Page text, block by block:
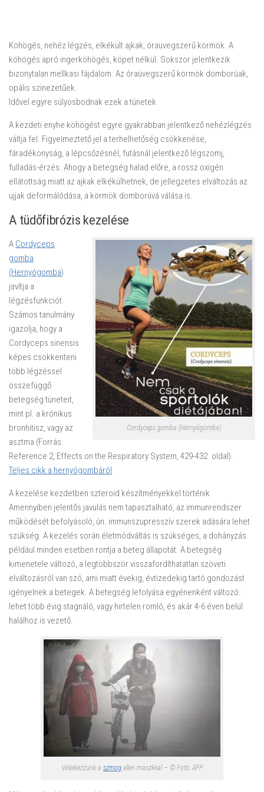
Köhögés, nehéz légzés, elkékült ajkak, óraüvegszerű körmök. A
köhögés apró ingerköhögés, köpet nélkül. Sokszor jelentkezik
bizonytalan mellkasi fájdalom. Az óraüvegszerű körmök domborúak,
opális szinezetűek.
Idővel egyre súlyosbodnak ezek a tünetek
A kezdeti enyhe köhögést egyre gyakrabban jelentkező nehézlégzés
váltja fel. Figyelmeztető jel a terhelhetőség csökkenése,
fáradékonyság, a lépcsőzésnél, futásnál jelentkező légszomj,
fulladás-érzés. Ahogy a betegség halad előre, a rossz oxigén
ellátottság miatt az ajkak elkékülhetnek, de jellegzetes elváltozás az
ujjak deformálódása, a körmök domborúvá válása is.
A tüdőfibrózis kezelése
Cordyceps gomba (Hernyógomba)
A Cordyceps
gomba
(Hernyógomba)
javítja a
légzésfunkciót.
Számos tanulmány
igazolja, hogy a
Cordyceps sinensis
képes csökkenteni
több légzéssel
összefüggő
betegség tüneteit,
mint pl. a krónikus
bronhitisz, vagy az
asztma (Forrás:
Reference 2, Effects on the Respiratory System, 429-432. oldal).
Teljes cikk a hernyógombáról
A kezelése kezdetben szteroid készítményekkel történik.
Amennyiben jelentős javulás nem tapasztalható, az immunrendszer
működését befolyásoló, ún. immunszupresszív szerek adására lehet
szükség. A kezelés során életmódváltás is szükséges, a dohányzás
például minden esetben rontja a beteg állapotát. A betegség
kimenetele változó, a legtöbbször visszafordíthatatlan szöveti
elváltozásról van szó, ami miatt évekig, évtizedekig tartó gondozást
igényelnek a betegek. A betegség lefolyása egyénenként változó:
lehet több évig stagnáló, vagy hirtelen romló, és akár 4-6 éven belül
halálhoz is vezető.
Védekezzünk a szmog ellen maszkkal – © Fotó: AFP